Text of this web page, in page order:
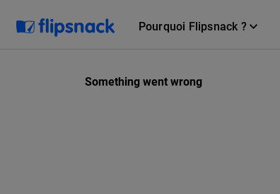
Pourquoi Flipsnack ?